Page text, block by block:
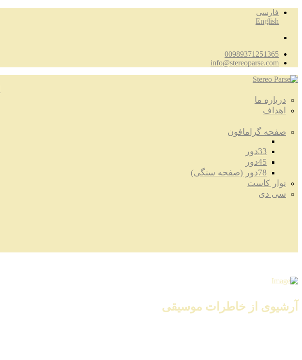
فارسی
English
00989371251365
info@stereoparse.com
درباره ما
اهداف
صفحه گرامافون
33دور
45دور
78دور (صفحه سنگی)
نوار کاست
سی دی
آرشیوی از خاطرات موسیقی